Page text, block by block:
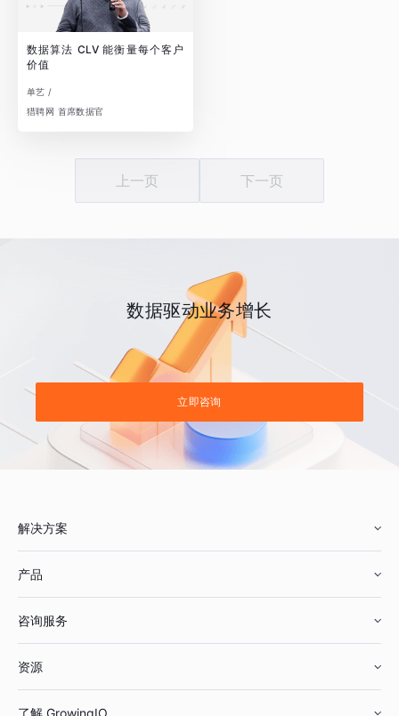
数据算法 CLV 能衡量每个客户
价值
单艺 /
猎聘网 首席数据官
上一页 下一页
数据驱动业务增长
立即咨询
解决方案
鞋服行业
产品
咨询服务
资源
了解 GrowingIO